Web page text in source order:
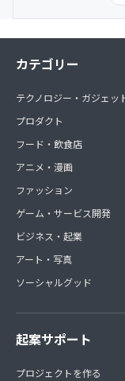
カテゴリー
テクノロジー・ガジェッ
プロダクト
フード・飲食店
アニメ・漫画
ファッション
ゲーム・サービス開発
ビジネス・起業
アート・写真
ソーシャルグッド
起案サポート
プロジェクトを作る